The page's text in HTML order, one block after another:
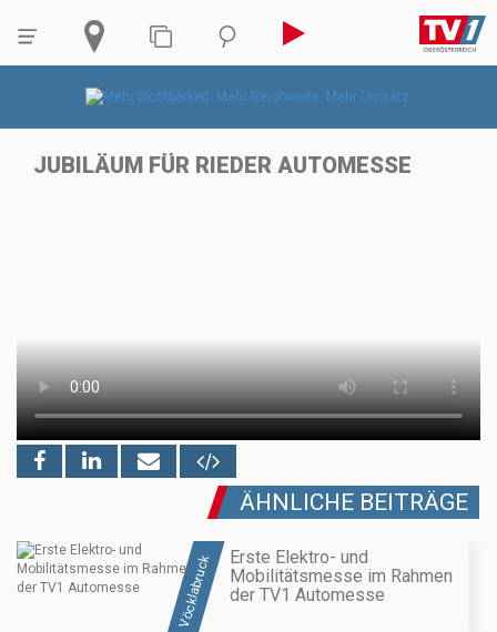
JUBILÄUM FÜR RIEDER AUTOMESSE
ÄHNLICHE BEITRÄGE
Vöcklabruck
Erste Elektro- und
Mobilitätsmesse im Rahmen
der TV1 Automesse